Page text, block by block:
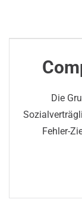
Die
Fehler-